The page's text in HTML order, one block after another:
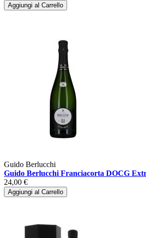
Aggiungi al Carrello
Guido Berlucchi
Guido Berlucchi Franciacorta DOCG
24,00 €
Aggiungi al Carrello